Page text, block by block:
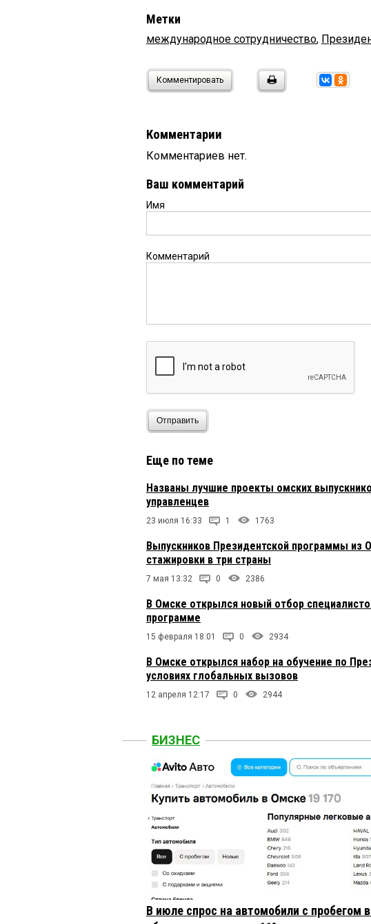
Метки
международное сотрудничество,
Комментировать
Комментарии
Комментариев нет.
Ваш комментарий
Имя
Комментарий
Отправить
Еще по теме
Названы лучшие проекты омских
управленцев
23 июля 16:33 1 1763
Выпускников Президентской программы из
стажировки в три страны
7 мая 13:32 0 2386
В Омске открылся новый отбор
программе
15 февраля 18:01 0 2934
В Омске открылся набор на обучение по
условиях глобальных вызовов
12 апреля 12:17 0 2944
БИЗНЕС
В июле спрос на автомобили с пробегом